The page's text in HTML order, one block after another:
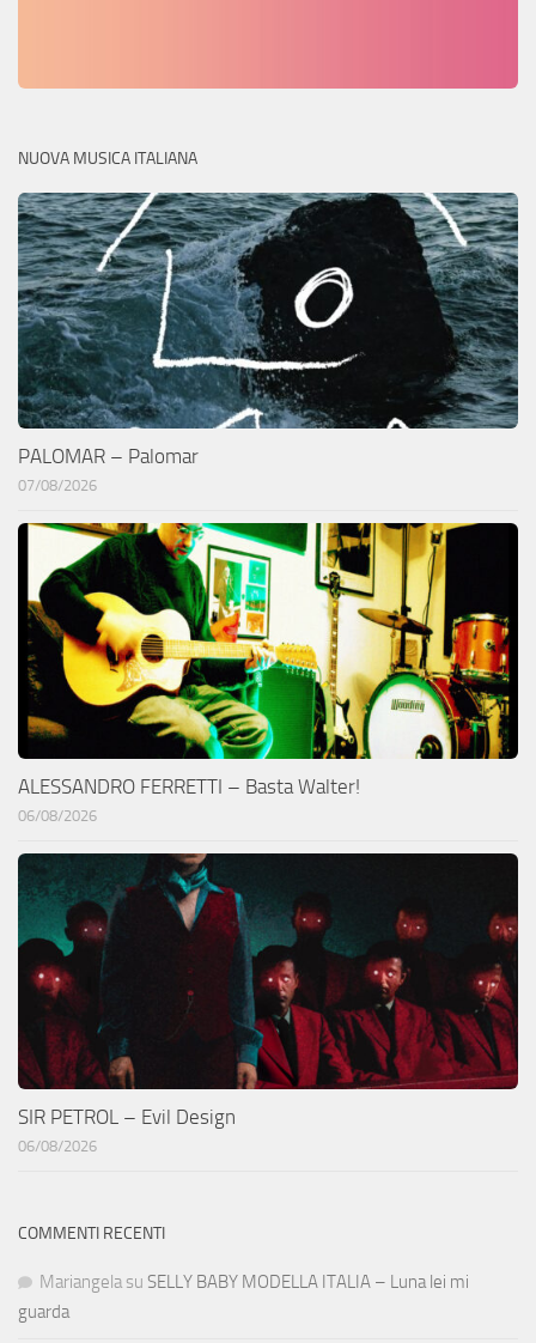
NUOVA MUSICA ITALIANA
PALOMAR – Palomar
07/08/2026
ALESSANDRO FERRETTI – Basta Walter!
06/08/2026
SIR PETROL – Evil Design
06/08/2026
COMMENTI RECENTI
Mariangela su SELLY BABY MODELLA ITALIA – Luna lei mi
guarda